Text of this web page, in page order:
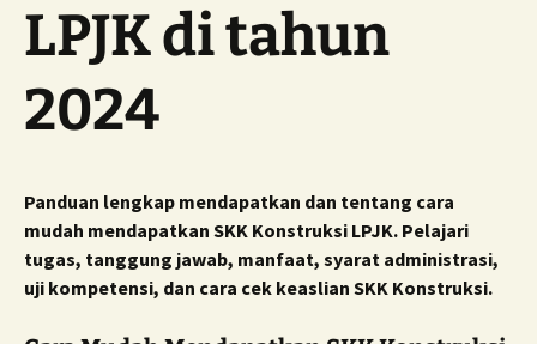
LPJK di tahun
2024
Panduan lengkap mendapatkan dan tentang cara
mudah mendapatkan SKK Konstruksi LPJK. Pelajari
tugas, tanggung jawab, manfaat, syarat administrasi,
uji kompetensi, dan cara cek keaslian SKK Konstruksi.